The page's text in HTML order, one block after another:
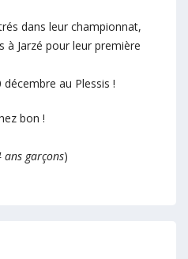
dans leur championnat,
à Jarzé pour leur première
au Plessis !
bon !
ans garçons)